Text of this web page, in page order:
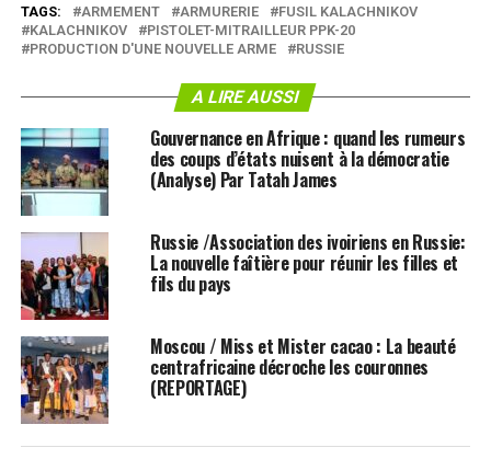
TAGS: ARMEMENT ARMURERIE
FUSIL KALACHNIKOV
KALACHNIKOV
PISTOLET-MITRAILLEUR PPK-20
PRODUCTION D'UNE NOUVELLE ARME
RUSSIE
A LIRE AUSSI
Gouvernance en Afrique : quand les rumeurs
des coups d’états nuisent à la démocratie
(Analyse) Par Tatah James
Russie /Association des ivoiriens en Russie:
La nouvelle faîtière pour réunir les filles et
fils du pays
Moscou / Miss et Mister cacao : La beauté
centrafricaine décroche les couronnes
(REPORTAGE)